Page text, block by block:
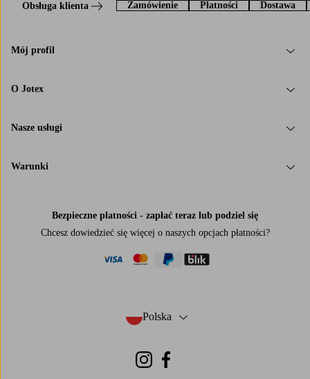
Obsługa klienta Zamówienie Płatności Dostawa
Mój profil
O Jotex
Nasze usługi
Warunki
Bezpieczne płatności - zapłać teraz lub podziel się
Chcesz dowiedzieć się więcej o naszych opcjach płatności?
Polska
- Wybierz kraj